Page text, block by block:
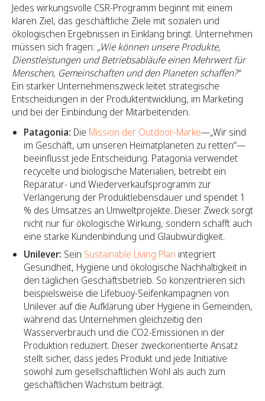
Jedes wirkungsvolle CSR-Programm beginnt mit einem
klaren Ziel, das geschäftliche Ziele mit sozialen und
ökologischen Ergebnissen in Einklang bringt. Unternehmen
müssen sich fragen: „Wie können unsere Produkte,
Dienstleistungen und Betriebsabläufe einen Mehrwert für
Menschen, Gemeinschaften und den Planeten schaffen?“
Ein starker Unternehmenszweck leitet strategische
Entscheidungen in der Produktentwicklung, im Marketing
und bei der Einbindung der Mitarbeitenden.
Patagonia: Die Mission der Outdoor-Marke—„Wir sind
im Geschäft, um unseren Heimatplaneten zu retten“—
beeinflusst jede Entscheidung. Patagonia verwendet
recycelte und biologische Materialien, betreibt ein
Reparatur- und Wiederverkaufsprogramm zur
Verlängerung der Produktlebensdauer und spendet 1
% des Umsatzes an Umweltprojekte. Dieser Zweck sorgt
nicht nur für ökologische Wirkung, sondern schafft auch
eine starke Kundenbindung und Glaubwürdigkeit.
Unilever: Sein Sustainable Living Plan integriert
Gesundheit, Hygiene und ökologische Nachhaltigkeit in
den täglichen Geschäftsbetrieb. So konzentrieren sich
beispielsweise die Lifebuoy-Seifenkampagnen von
Unilever auf die Aufklärung über Hygiene in Gemeinden,
während das Unternehmen gleichzeitig den
Wasserverbrauch und die CO2-Emissionen in der
Produktion reduziert. Dieser zweckorientierte Ansatz
stellt sicher, dass jedes Produkt und jede Initiative
sowohl zum gesellschaftlichen Wohl als auch zum
geschäftlichen Wachstum beiträgt.